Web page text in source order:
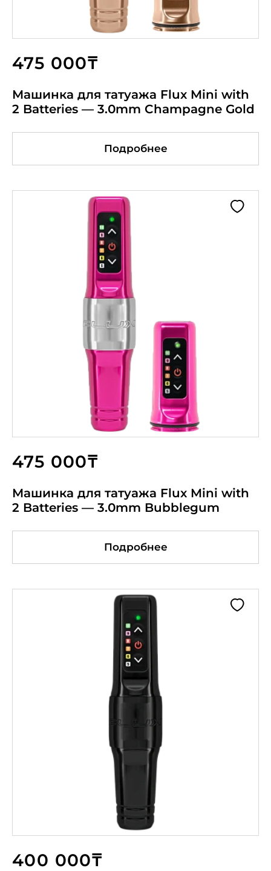
475 000₸
Машинка для татуажа Flux Mini with
2 Batteries — 3.0mm Champagne Gold
Подробнее
475 000₸
Машинка для татуажа Flux Mini with
2 Batteries — 3.0mm Bubblegum
Подробнее
400 000₸